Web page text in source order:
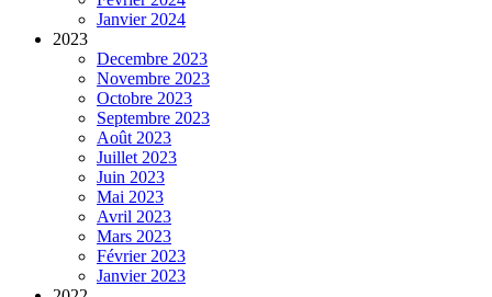
Janvier 2024
2023
Decembre 2023
Novembre 2023
Octobre 2023
Septembre 2023
Août 2023
Juillet 2023
Juin 2023
Mai 2023
Avril 2023
Mars 2023
Février 2023
Janvier 2023